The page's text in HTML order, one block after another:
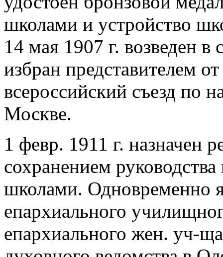
школами и устройство
14 мая 1907 г. возведен в
избран представителем
всероссийский съезд по
Москве.
1 февр. 1911 г. назначен
сохранением
школами. Одновременно
епархиального
епархиального жен. уч-